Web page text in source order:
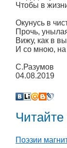
Чтобы в
Окунусь в
Прочь,
Вижу, как в
И со мною,
С.Разумов
04.08.2019
Поэзии